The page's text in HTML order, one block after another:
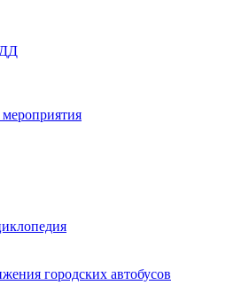
городских автобусов